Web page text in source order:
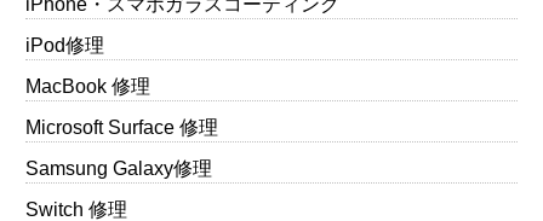
iPhone・スマホガラスコーティング
iPod修理
MacBook 修理
Microsoft Surface 修理
Samsung Galaxy修理
Switch 修理